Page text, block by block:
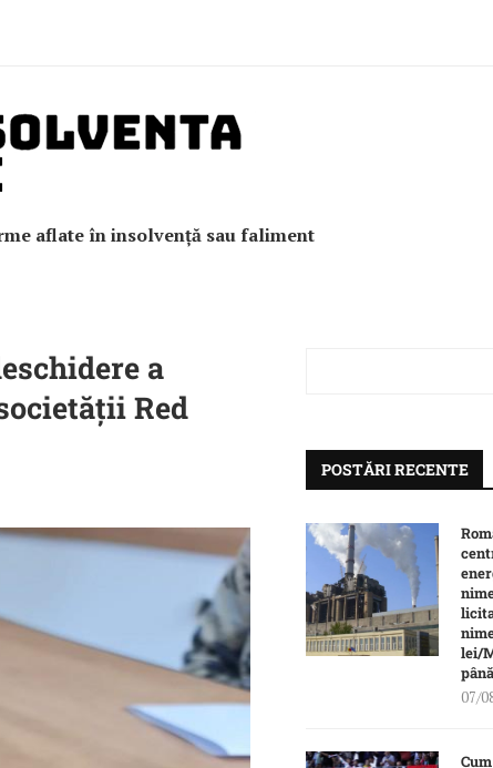
aflate în insolvență sau faliment
a
Red
POSTĂRI RECENTE
lei/
07/